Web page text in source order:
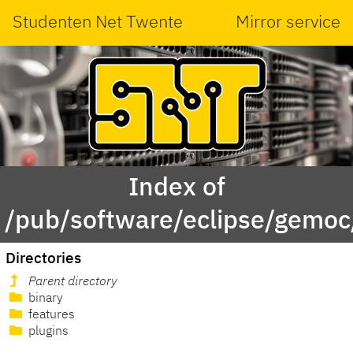
Studenten Net Twente Mirror service
Index of
/pub/software/eclipse/
Directories
Parent directory
binary
features
plugins